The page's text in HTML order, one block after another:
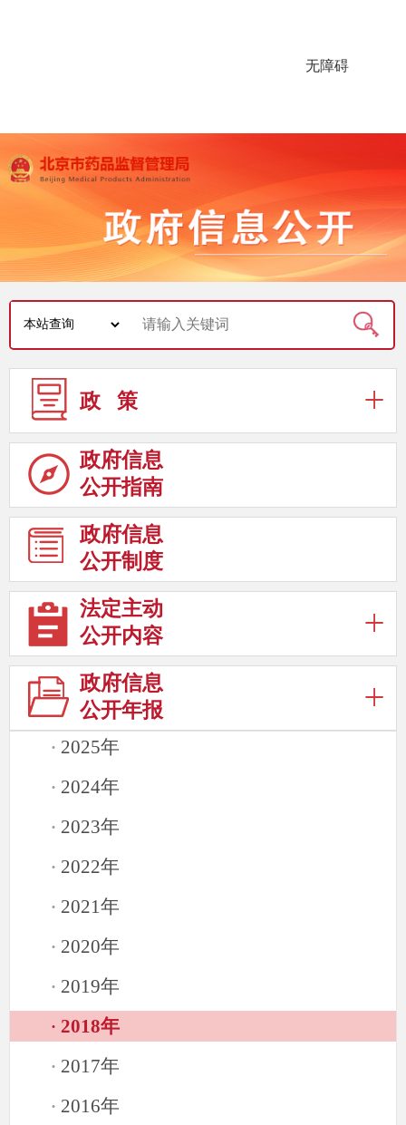
无障碍
政 策
政府信息
公开指南
政府信息
公开制度
法定主动
公开内容
政府信息
公开年报
· 2025年
· 2024年
· 2023年
· 2022年
· 2021年
· 2020年
· 2019年
· 2018年
· 2017年
· 2016年